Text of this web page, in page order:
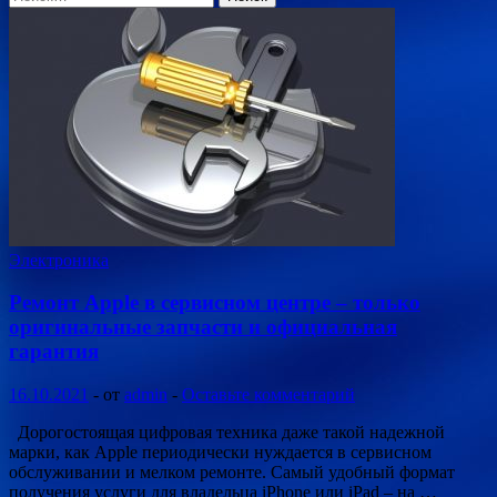
Электроника
Ремонт Apple в сервисном центре – только
оригинальные запчасти и официальная
гарантия
16.10.2021 - от admin - Оставьте комментарий
Дорогостоящая цифровая техника даже такой надежной
марки, как Apple периодически нуждается в сервисном
обслуживании и мелком ремонте. Самый удобный формат
получения услуги для владельца iPhone или iPad – на …